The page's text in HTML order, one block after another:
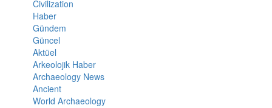
Civilization
Haber
Gündem
Güncel
Aktüel
Arkeolojik Haber
Archaeology News
Ancient
World Archaeology